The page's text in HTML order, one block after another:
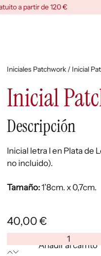
a partir de 120 €
Iniciales Patchwork / Inicial
Inicial
Descripción
Inicial letra I en Plata de
no incluido).
Tamaño:1’8cm. x 0,7cm.
40,00€
Patchwork
Añadir al carrito